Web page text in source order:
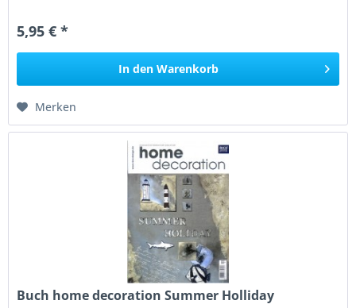
5,95 € *
In den Warenkorb
Merken
Buch home decoration Summer Holliday